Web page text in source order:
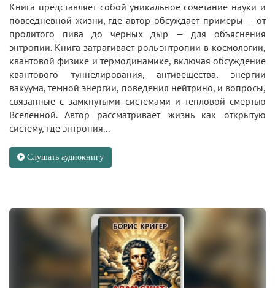
Книга представляет собой уникальное сочетание науки и
повседневной жизни, где автор обсуждает примеры — от
пролитого пива до черных дыр — для объяснения
энтропии. Книга затрагивает роль энтропии в космологии,
квантовой физике и термодинамике, включая обсуждение
квантового туннелирования, антивещества, энергии
вакуума, темной энергии, поведения нейтрино, и вопросы,
связанные с замкнутыми системами и тепловой смертью
Вселенной. Автор рассматривает жизнь как открытую
систему, где энтропия...
Слушать аудиокнигу